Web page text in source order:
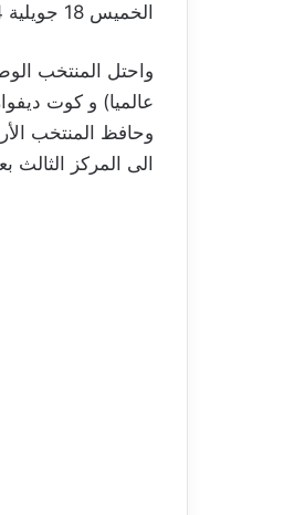
الخميس 18 جويلية 2024.
عالميا) و كوت ديفوار (38 عالميا) و نيجيريا (39
وحافظ المنتخب
الى المركز الثالث